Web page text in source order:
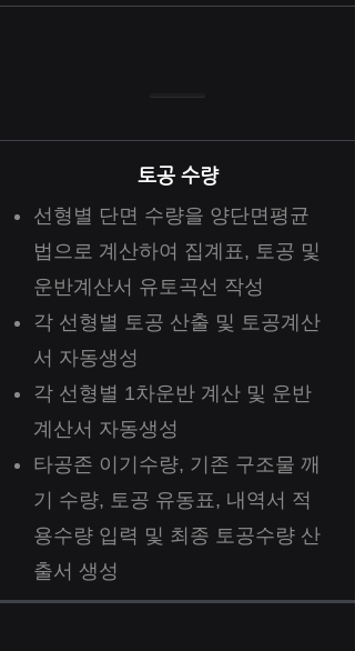
토공 수량
선형별 단면 수량을 양단면평균
법으로 계산하여 집계표, 토공 및
운반계산서 유토곡선 작성
각 선형별 토공 산출 및 토공계산
서 자동생성
각 선형별 1차운반 계산 및 운반
계산서 자동생성
​타공존 이기수량, 기존 구조물 깨
기 수량, 토공 유동표, 내역서 적
용수량 입력 및 최종 토공수량 산
출서 생성